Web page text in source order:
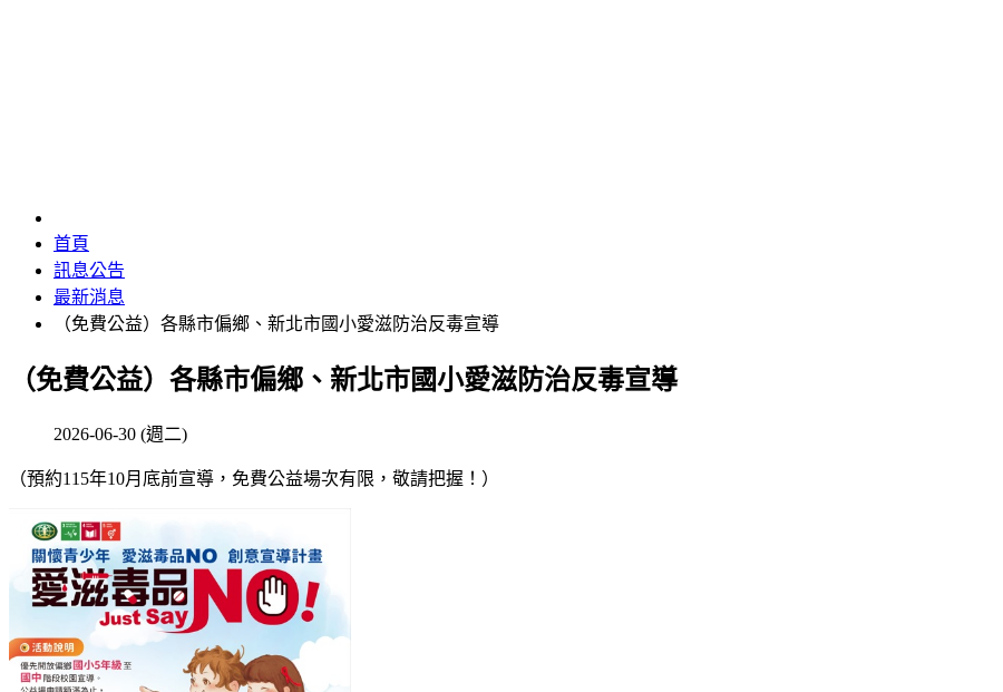
首頁
訊息公告
最新消息
（免費公益）各縣市偏鄉、新北市國小愛滋防治反毒宣導
（免費公益）各縣市偏鄉、新北市國小愛滋防治反毒宣導
2026-06-30 (週二)
（預約115年10月底前宣導，免費公益場次有限，敬請把握！）